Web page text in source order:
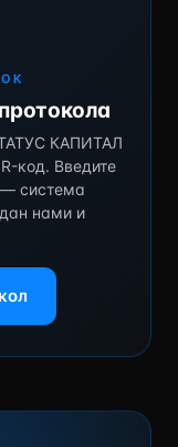
КАПИТАЛ
код. Введите
— система
нами и